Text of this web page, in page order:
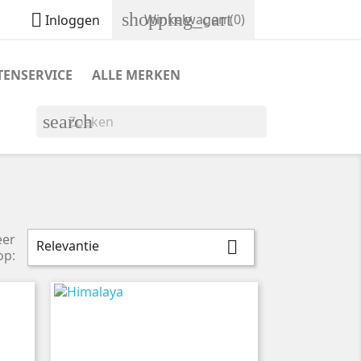
 Inloggen shopping_cart
Winkelwagen(0)
ALLE MERKEN
search
Relevantie 